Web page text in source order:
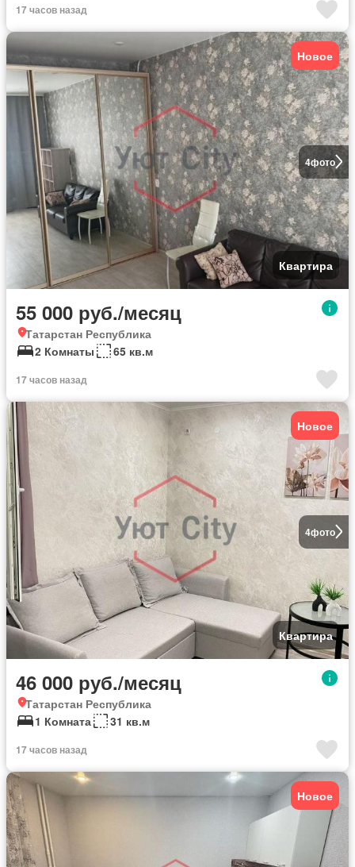
17 часов назад
4фото
Новое
Квартира
55 000 руб./месяц
Татарстан Республика
2 Комнаты
65 кв.м
17 часов назад
4фото
Новое
Квартира
46 000 руб./месяц
Татарстан Республика
1 Комната
31 кв.м
17 часов назад
Новое